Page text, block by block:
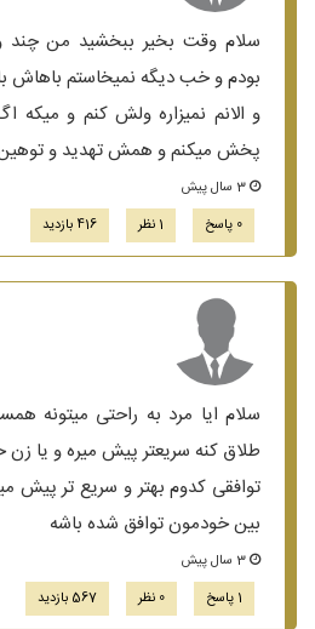
سلام وقت بخیر ببخشید من
بودم و خب دیگه نمیخاستم باهاش
و الانم نمیزاره ولش کنم و میکه
پخش میکنم و همش تهدید و توهین
0 پاسخ
1 نظر 416 بازدید
سلام ایا مرد به راحتی میتونه
طلاق کنه سریعتر پیش میره و یا
توافقی کدوم بهتر و سریع تر پیش
بین خودمون توافق شده باشه
1 پاسخ
0 نظر 567 بازدید